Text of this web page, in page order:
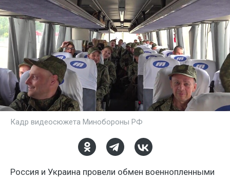
Кадр видеосюжета Минобороны РФ
Россия и Украина провели обмен военнопленными